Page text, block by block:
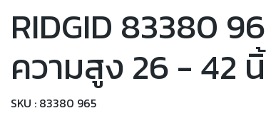
RIDGID 83380
ความสูง 26 - 42
SKU : 83380 965